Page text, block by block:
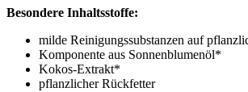
Besondere Inhaltsstoffe:
milde Reinigungssubstanzen auf
Komponente aus Sonnenblumenöl*
Kokos-Extrakt*
pflanzlicher Rückfetter